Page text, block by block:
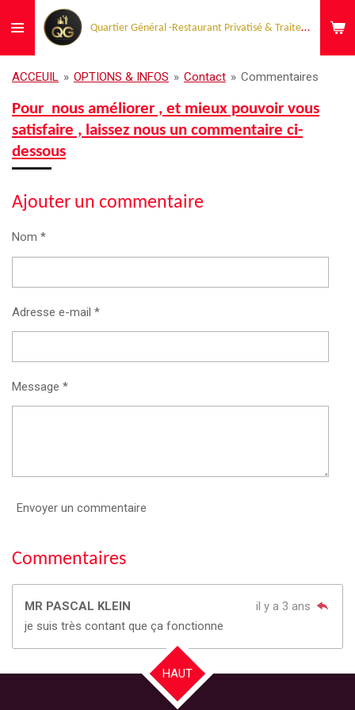
au
contenu
principal
Quartier Général -Restaurant Privatisé & Traiteur Événementiel
ACCEUIL » OPTIONS & INFOS » Contact » Commentaires
Pour nous améliorer , et mieux pouvoir vous
satisfaire , laissez nous un commentaire ci-
dessous
Ajouter un commentaire
Nom *
Adresse e-mail *
Message *
Envoyer un commentaire
Commentaires
MR PASCAL KLEIN
il y a 3 ans
je suis très contant que ça fonctionne
HAUT